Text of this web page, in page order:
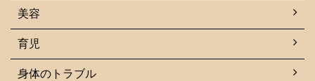
美容
育児
身体のトラブル